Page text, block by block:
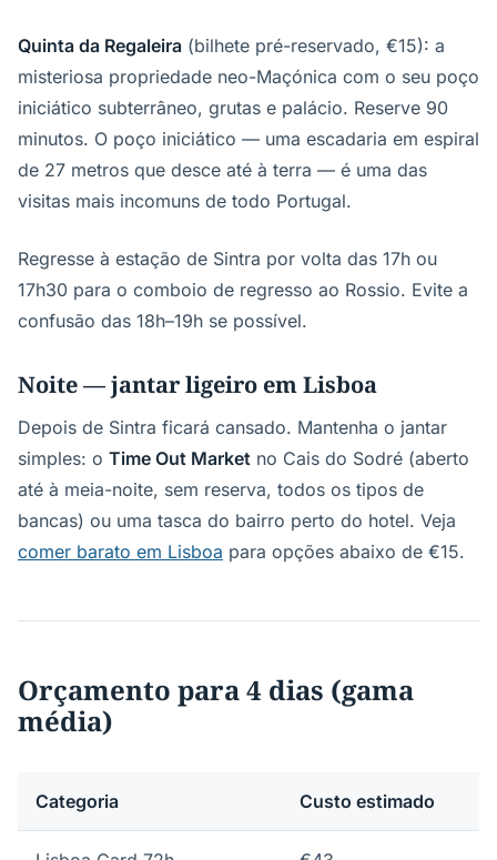
Quinta da Regaleira (bilhete pré-reservado, €15): a
misteriosa propriedade neo-Maçónica com o seu poço
iniciático subterrâneo, grutas e palácio. Reserve 90
minutos. O poço iniciático — uma escadaria em espiral
de 27 metros que desce até à terra — é uma das
visitas mais incomuns de todo Portugal.
Regresse à estação de Sintra por volta das 17h ou
17h30 para o comboio de regresso ao Rossio. Evite a
confusão das 18h–19h se possível.
Noite — jantar ligeiro em Lisboa
Depois de Sintra ficará cansado. Mantenha o jantar
simples: o Time Out Market no Cais do Sodré (aberto
até à meia-noite, sem reserva, todos os tipos de
bancas) ou uma tasca do bairro perto do hotel. Veja
comer barato em Lisboa para opções abaixo de €15.
Orçamento para 4 dias (gama
média)
Categoria Custo estimado